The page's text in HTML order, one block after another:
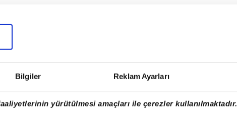
Bilgiler Reklam Ayarları
yürütülmesi amaçları ile çerezler kullanılmaktadır.
girip elindeki silahla
doldurmasını söylüyor.
başlıyor ancak soyguncu tezgaha
olduğunu fark ediyor.
dayak atmaya başlıyor.
ama trajikomik anlar güvenlik